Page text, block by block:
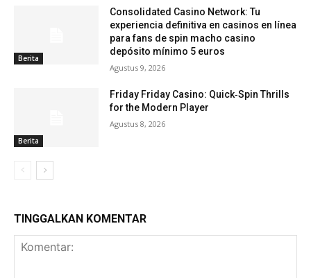
Berita
Consolidated Casino Network: Tu
experiencia definitiva en casinos en línea
para fans de spin macho casino
depósito mínimo 5 euros
Agustus 9, 2026
Berita
Friday Friday Casino: Quick‑Spin Thrills
for the Modern Player
Agustus 8, 2026
TINGGALKAN KOMENTAR